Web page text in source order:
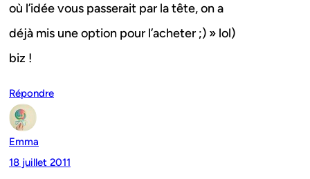
où l’idée vous passerait par la tête, on a
déjà mis une option pour l’acheter ;) » lol)
biz !
Répondre
Emma
18 juillet 2011